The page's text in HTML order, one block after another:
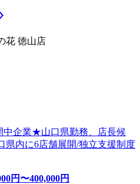
花 徳山店
企業★山口県勤務、店長候
内に6店舗展開/独立支援制度
円〜400,000円